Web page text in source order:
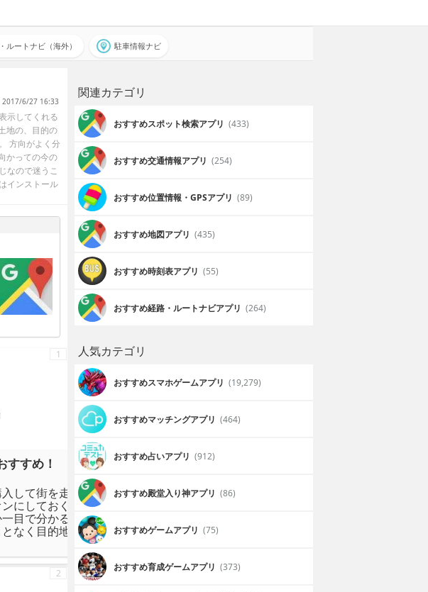
ルートナビ（海外） 駐車情報ナビ
2017/6/27 16:33
示してくれる
地の、目的の
方向がよく分
かっての今の
なので迷うこ
インストール
1
すすめ！
して街を走り回るようになったのだ
にしておくと今現在自分がいる場所
目で分かる。そのため、知らない街
なく目的地につくことができる。
乗り換え案内が詳しく載っているので
2
関連カテゴリ
おすすめスポット検索アプリ (433)
おすすめ交通情報アプリ (254)
おすすめ位置情報・GPSアプリ (89)
おすすめ地図アプリ (435)
おすすめ時刻表アプリ (55)
おすすめ経路・ルートナビアプリ (264)
人気カテゴリ
おすすめスマホゲームアプリ (19,279)
おすすめマッチングアプリ (464)
おすすめ占いアプリ (912)
おすすめ殿堂入り神アプリ (86)
おすすめゲームアプリ (75)
おすすめ育成ゲームアプリ (373)